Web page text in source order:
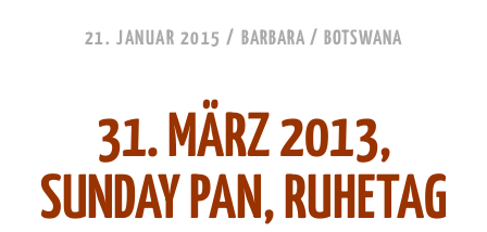
21. JANUAR 2015 / BARBARA / BOTSWANA
31. MÄRZ 2013,
SUNDAY PAN, RUHETAG